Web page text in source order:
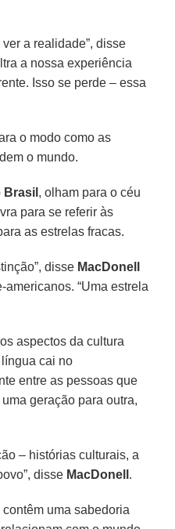
a realidade”, disse
a nossa experiência
Isso se perde – essa
o modo como as
o mundo.
Brasil , olham para o céu
para se referir às
as estrelas fracas.
disse MacDonell
“Uma estrela
aspectos da cultura
cai no
entre as pessoas que
geração para outra,
– histórias culturais, a
disse MacDonell .
uma sabedoria